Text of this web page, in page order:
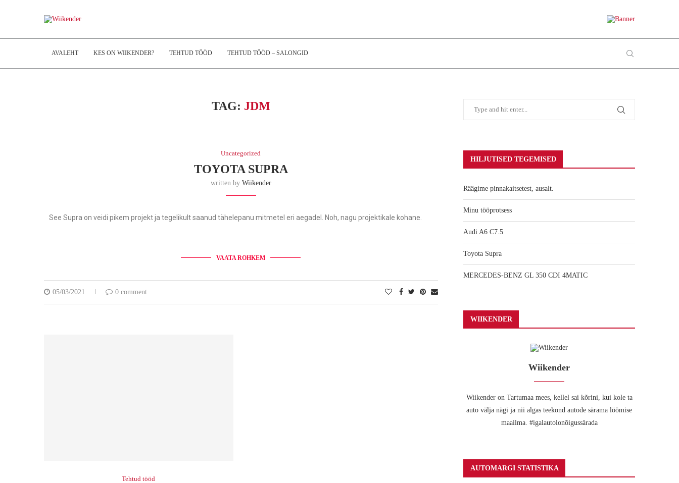
AVALEHT KES ON WIIKENDER? TEHTUD TÖÖD TEHTUD TÖÖD – SALONGID
TAG: JDM
Uncategorized
TOYOTA SUPRA
written by Wiikender
See Supra on veidi pikem projekt ja tegelikult saanud tähelepanu mitmetel eri aegadel. Noh, nagu projektikale kohane.
VAATA ROHKEM
05/03/2021 0 comment
Tehtud tööd
HILJUTISED TEGEMISED
Räägime pinnakaitsetest, ausalt.
Minu tööprotsess
Audi A6 C7.5
Toyota Supra
MERCEDES-BENZ GL 350 CDI 4MATIC
WIIKENDER
Wiikender
Wiikender on Tartumaa mees, kellel sai kõrini, kui kole ta
auto välja nägi ja nii algas teekond autode särama löömise
maailma. #igalautolonõigussärada
AUTOMARGI STATISTIKA